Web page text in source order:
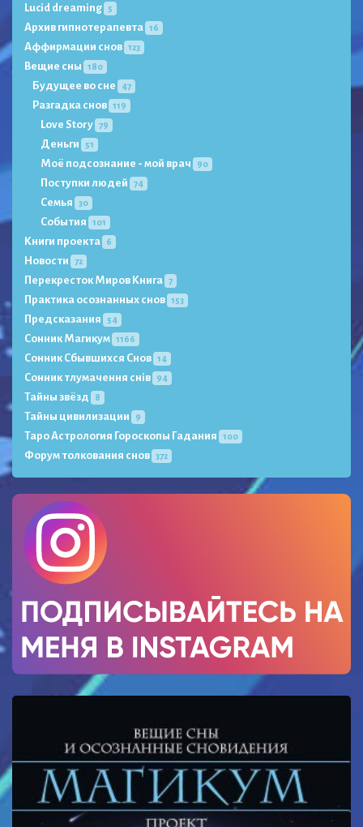
Lucid dreaming 5
Архив гипнотерапевта 16
Аффирмации снов 123
Вещие сны 180
Будущее во сне 47
Разгадка снов 119
Love Story 79
Деньги 51
Моё подсознание - мой врач 90
Поступки людей 74
Семья 30
События 101
Книги проекта 6
Новости 72
Перекресток Миров Книга 7
Практика осознанных снов 153
Предсказания 54
Сонник Магикум 1166
Сонник Сбывшихся Снов 14
Сонник тлумачення снів 94
Тайны звёзд 8
Тайны цивилизации 9
Таро Астрология Гороскопы Гадания 100
Форум толкования снов 372